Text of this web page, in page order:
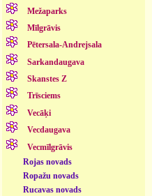
Mežaparks
Mīlgrāvis
Pētersala-Andrejsala
Sarkandaugava
Skanstes Z
Trīsciems
Vecāķi
Vecdaugava
Vecmīlgrāvis
Rojas novads
Ropažu novads
Rucavas novads